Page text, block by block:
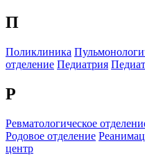
П
Поликлиника
отделение Педиатрия
Р
Ревматологическое
Родовое отделение
центр